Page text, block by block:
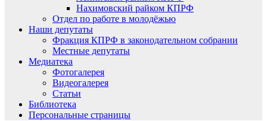
Нахимовский райком КПРФ
Отдел по работе в молодёжью
Наши депутаты
Фракция КПРФ в законодательном собрании
Местные депутаты
Медиатека
Фотогалерея
Видеогалерея
Статьи
Библиотека
Персональные страницы